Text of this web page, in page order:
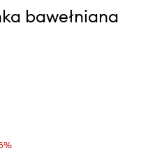
bawełniana